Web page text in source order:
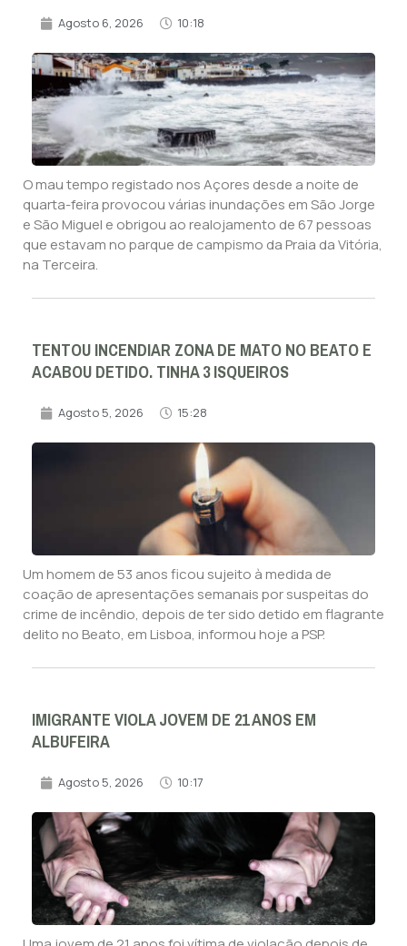
Agosto 6, 2026 10:18
O mau tempo registado nos Açores desde a noite de
quarta-feira provocou várias inundações em São Jorge
e São Miguel e obrigou ao realojamento de 67 pessoas
que estavam no parque de campismo da Praia da Vitória,
na Terceira.
TENTOU INCENDIAR ZONA DE MATO NO BEATO E
ACABOU DETIDO. TINHA 3 ISQUEIROS
Agosto 5, 2026 15:28
Um homem de 53 anos ficou sujeito à medida de
coação de apresentações semanais por suspeitas do
crime de incêndio, depois de ter sido detido em flagrante
delito no Beato, em Lisboa, informou hoje a PSP.
IMIGRANTE VIOLA JOVEM DE 21 ANOS EM
ALBUFEIRA
Agosto 5, 2026 10:17